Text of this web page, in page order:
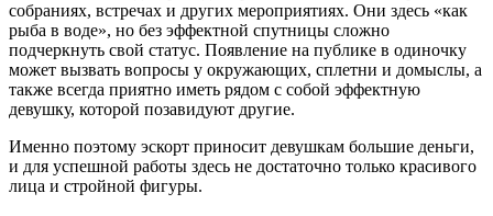
собраниях, встречах и других мероприятиях. Они здесь «как
рыба в воде», но без эффектной спутницы сложно
подчеркнуть свой статус. Появление на публике в одиночку
может вызвать вопросы у окружающих, сплетни и домыслы, а
также всегда приятно иметь рядом с собой эффектную
девушку, которой позавидуют другие.
Именно поэтому эскорт приносит девушкам большие деньги,
и для успешной работы здесь не достаточно только красивого
лица и стройной фигуры.